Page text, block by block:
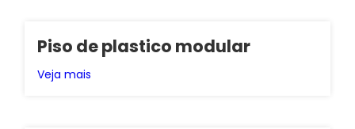
Piso de plastico modular
Veja mais